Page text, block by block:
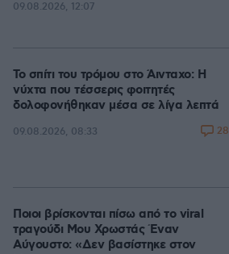
09.08.2026, 12:07
Το σπίτι του τρόμου στο Άινταχο: Η
νύχτα που τέσσερις φοιτητές
δολοφονήθηκαν μέσα σε λίγα λεπτά
09.08.2026, 08:33 28
Ποιοι βρίσκονται πίσω από το viral
τραγούδι Μου Χρωστάς Έναν
Αύγουστο: «Δεν βασίστηκε στον